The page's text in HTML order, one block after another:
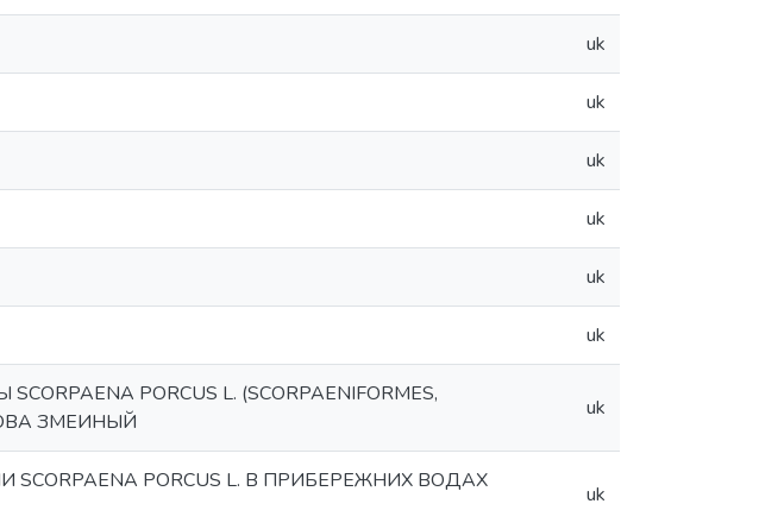
uk
uk
uk
uk
uk
uk
PORCUS L. (SCORPAENIFORMES,
ЗМЕИНЫЙ
uk
PORCUS L. В ПРИБЕРЕЖНИХ ВОДАХ
uk